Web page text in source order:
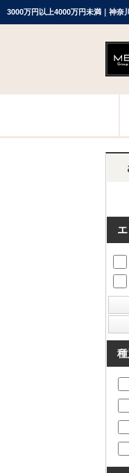
3000万円以上4000万円未満｜神奈
種